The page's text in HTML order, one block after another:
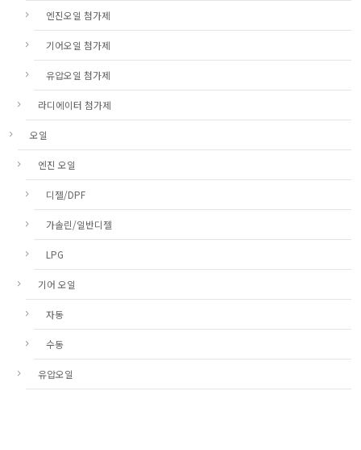
엔진오일 첨가제
기어오일 첨가제
유압오일 첨가제
라디에이터 첨가제
오일
엔진 오일
디젤/DPF
가솔린/일반디젤
LPG
기어 오일
자동
수동
유압오일